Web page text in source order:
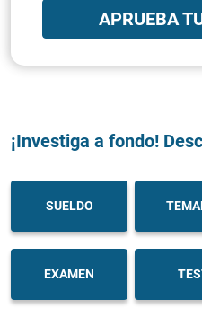
APRUEBA
¡Investiga a fondo!
SUELDO
EXAMEN